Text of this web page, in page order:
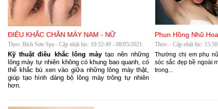
ĐIÊU KHẮC CHÂN MÀY NAM - NỮ
Theo: Bích Sơn Spa - Cập nhật lúc: 10:32:49 - 08/05/2021
Kỹ thuật điêu khắc lông màytạo nên những
lông mày tự nhiên không có khung bao quanh, có
thể khắc bù xen vào giữa những lông mày thật,
giúp tạo hình dáng bộ lông mày trông tự nhiên
hơn.
Phun Hồng Nhũ
Theo: - Cập nhật lúc:
Thường chị em phụ
sóc sắc đẹp bề ngoài
trong...